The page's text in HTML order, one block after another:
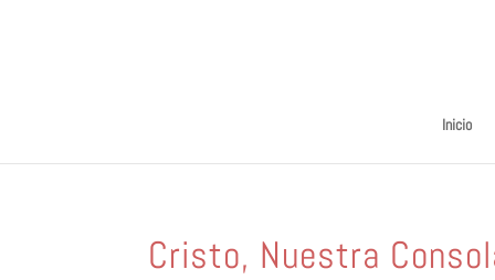
Inicio
Cristo, Nuestra